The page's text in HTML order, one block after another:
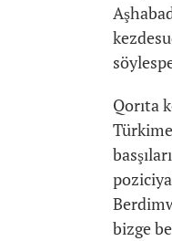
Qorıta
bizge